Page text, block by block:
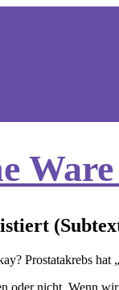
Prostatakrebs
oder nicht. Wenn